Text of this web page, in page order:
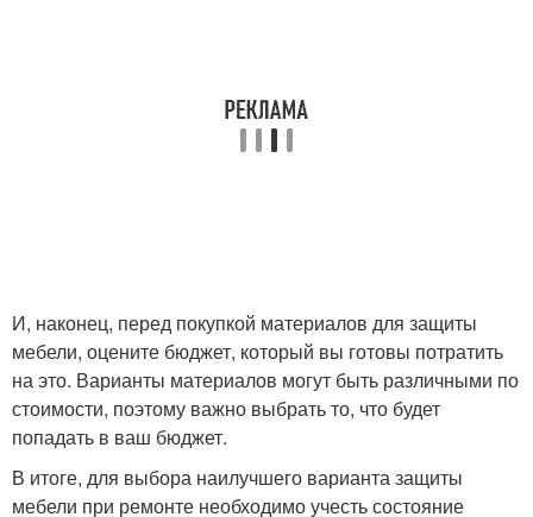
И, наконец, перед покупкой материалов для защиты
мебели, оцените бюджет, который вы готовы потратить
на это. Варианты материалов могут быть различными по
стоимости, поэтому важно выбрать то, что будет
попадать в ваш бюджет.
В итоге, для выбора наилучшего варианта защиты
мебели при ремонте необходимо учесть состояние